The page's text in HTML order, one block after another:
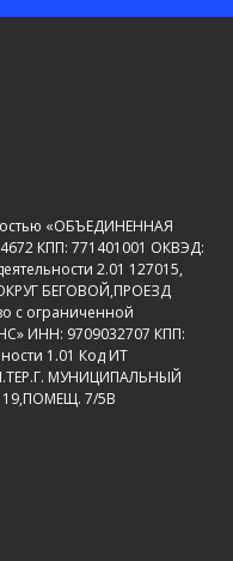
«ОБЪЕДИНЕННАЯ
КПП: 771401001 ОКВЭД:
2.01 127015,
БЕГОВОЙ,ПРОЕЗД
с ограниченной
ИНН: 9709032707 КПП:
1.01 Код ИТ
МУНИЦИПАЛЬНЫЙ
7/5В